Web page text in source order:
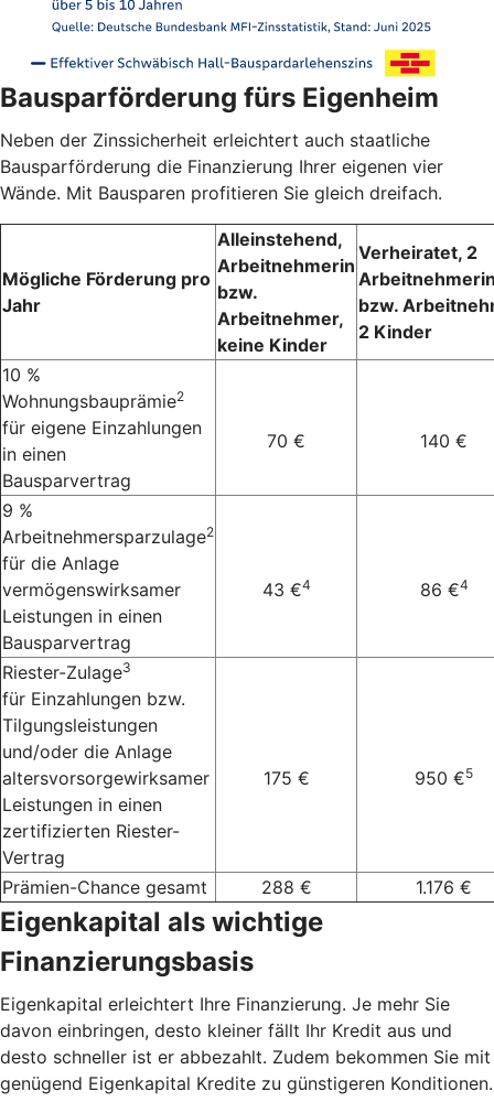
Bausparförderung fürs Eigenheim
Neben der Zinssicherheit erleichtert auch staatliche
Bausparförderung die Finanzierung Ihrer eigenen vier
Wände. Mit Bausparen profitieren Sie gleich dreifach.
Mögliche Förderung pro
Jahr
Alleinstehend,
Arbeitnehmerin
bzw.
Arbeitnehmer,
keine Kinder
Verheiratet, 2
bzw.
2 Kinder
10 %
Wohnungsbauprämie2
für eigene Einzahlungen
in einen
Bausparvertrag
70 € 140 €
9 %
Arbeitnehmersparzulage2
für die Anlage
vermögenswirksamer
Leistungen in einen
Bausparvertrag
43 €4 86 €4
Riester-Zulage3
für Einzahlungen bzw.
Tilgungsleistungen
und/oder die Anlage
altersvorsorgewirksamer
Leistungen in einen
zertifizierten Riester-
Vertrag
175 € 950 €5
Prämien-Chance gesamt 288 € 1.176 €
Eigenkapital als wichtige
Finanzierungsbasis
Eigenkapital erleichtert Ihre Finanzierung. Je mehr Sie
davon einbringen, desto kleiner fällt Ihr Kredit aus und
desto schneller ist er abbezahlt. Zudem bekommen Sie mit
genügend Eigenkapital Kredite zu günstigeren Konditionen.